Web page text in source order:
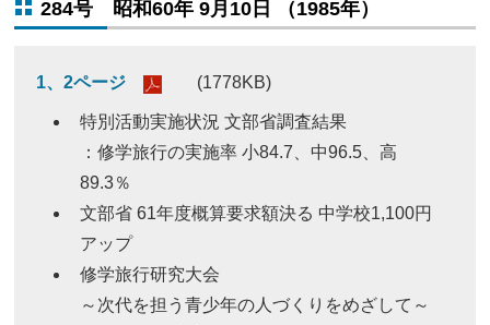
284号 昭和60年 9月10日 （1985年）
1、2ページ (1778KB)
特別活動実施状況 文部省調査結果
：修学旅行の実施率 小84.7、中96.5、高
89.3％
文部省 61年度概算要求額決る 中学校1,100円
アップ
修学旅行研究大会
～次代を担う青少年の人づくりをめざして～